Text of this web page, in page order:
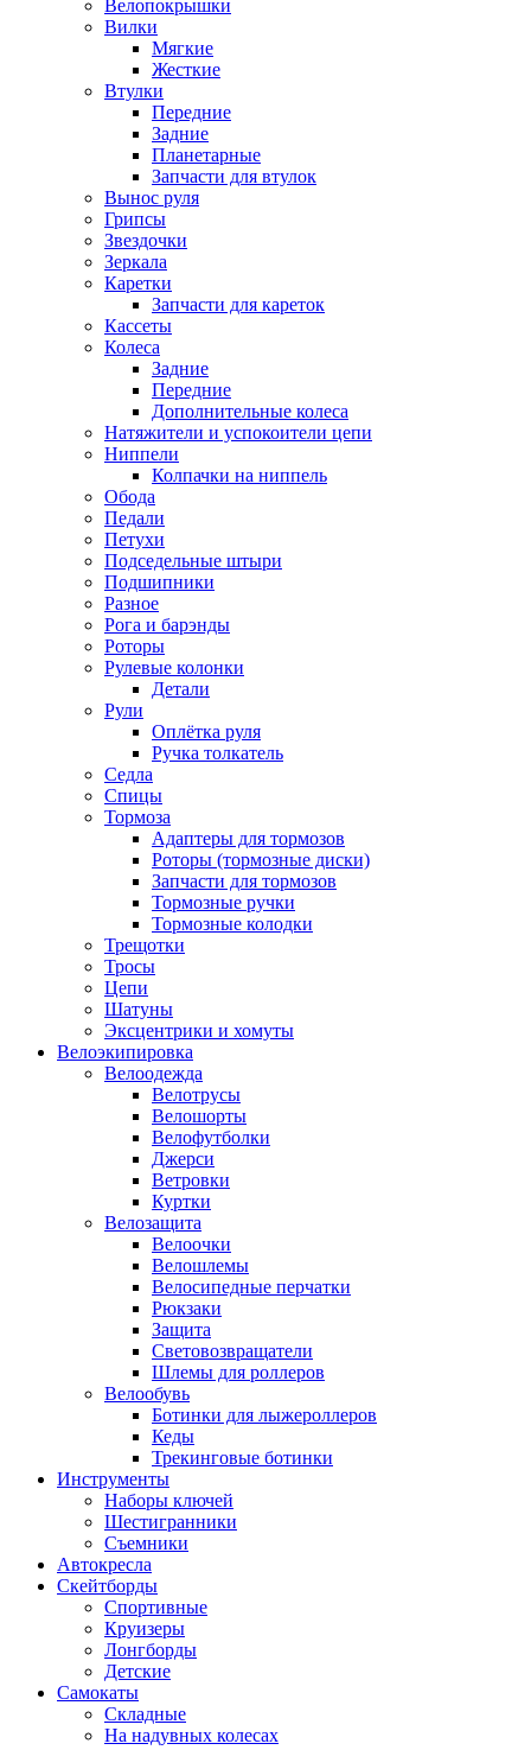
Велопокрышки
Вилки
Мягкие
Жесткие
Втулки
Передние
Задние
Планетарные
Запчасти для втулок
Вынос руля
Грипсы
Звездочки
Зеркала
Каретки
Запчасти для кареток
Кассеты
Колеса
Задние
Передние
Дополнительные колеса
Натяжители и успокоители цепи
Ниппели
Колпачки на ниппель
Обода
Педали
Петухи
Подседельные штыри
Подшипники
Разное
Рога и барэнды
Роторы
Рулевые колонки
Детали
Рули
Оплётка руля
Ручка толкатель
Седла
Спицы
Тормоза
Адаптеры для тормозов
Роторы (тормозные диски)
Запчасти для тормозов
Тормозные ручки
Тормозные колодки
Трещотки
Тросы
Цепи
Шатуны
Эксцентрики и хомуты
Велоэкипировка
Велоодежда
Велотрусы
Велошорты
Велофутболки
Джерси
Ветровки
Куртки
Велозащита
Велоочки
Велошлемы
Велосипедные перчатки
Рюкзаки
Защита
Световозвращатели
Шлемы для роллеров
Велообувь
Ботинки для лыжероллеров
Кеды
Трекинговые ботинки
Инструменты
Наборы ключей
Шестигранники
Съемники
Автокресла
Скейтборды
Спортивные
Круизеры
Лонгборды
Детские
Самокаты
Складные
На надувных колесах